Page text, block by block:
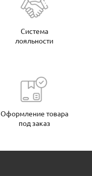
Система
лояльности
Оформление товара
под заказ